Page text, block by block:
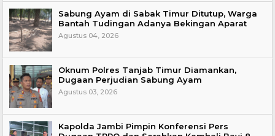
Sabung Ayam di Sabak Timur Ditutup, Warga
Bantah Tudingan Adanya Bekingan Aparat
Agustus 04, 2026
Oknum Polres Tanjab Timur Diamankan,
Dugaan Perjudian Sabung Ayam
Agustus 03, 2026
Kapolda Jambi Pimpin Konferensi Pers